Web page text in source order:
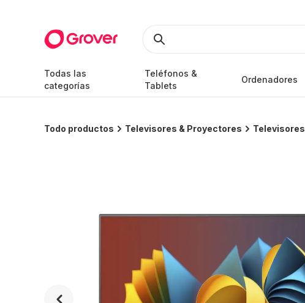
Todas las
categorías
Teléfonos &
Tablets
Ordenadores
Todo productos Televisores & Proyectores Televisores